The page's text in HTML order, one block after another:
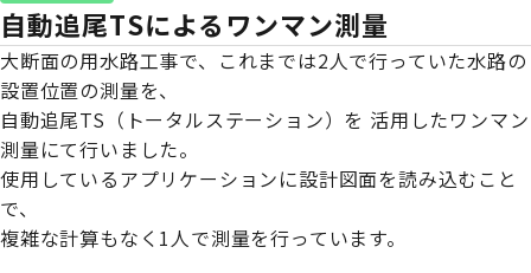
自動追尾TSによるワンマン測量
大断面の用水路工事で、これまでは2人で行っていた水路の
設置位置の測量を、
自動追尾TS（トータルステーション）を 活用したワンマン
測量にて行いました。
使用しているアプリケーションに設計図面を読み込むこと
で、
複雑な計算もなく1人で測量を行っています。